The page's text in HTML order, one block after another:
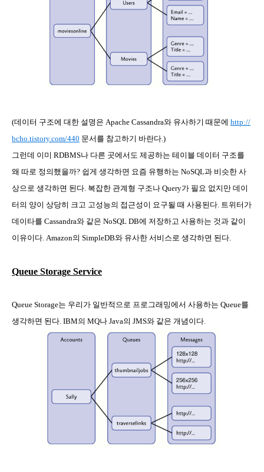
(데이터 구조에 대한 설명은 Apache Cassandra와 유사하기 때문에 http://
bcho.tistory.com/440 문서를 참고하기 바란다 .)
그런데 이미 RDBMS나 다른 곳에서도 제공하는 테이블 데이터 구조를
왜 따로 정의했을까? 쉽게 생각하면 요즘 유행하는 NoSQL과 비슷한 사
상으로 생각하면 된다 복잡한 관계형 구조나 Query가 필요 없지만 데이
터의 양이 상당히 크고 고성능의 접근성이 요구될 때 사용된다 트위터가
데이타를 Cassandra와 같은 NoSQL DB에 저장하고 사용하는 것과 같이
이유이다 . Amazon의 SimpleDB와 유사한 서비스로 생각하면 된다
Queue Storage Service
Queue Storage는 우리가 일반적으로 프로그래밍에서 사용하는 Queue를
생각하면 된다 . IBM의 MQ나 Java의 JMS와 같은 개념이다